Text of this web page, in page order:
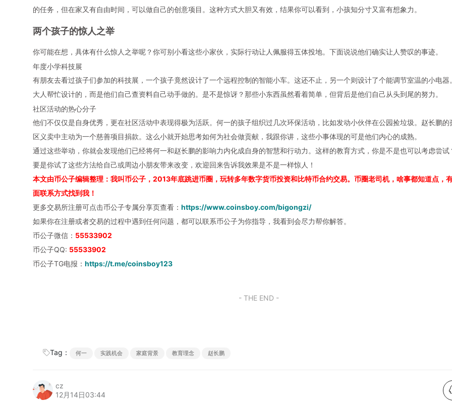
的任务，但在家又有自由时间，可以做自己的创意项目。这种方式大胆又有效，结果你可以看到，小孩知分寸又富有想象力。
两个孩子的惊人之举
你可能在想，具体有什么惊人之举呢？你可别小看这些小家伙，实际行动让人佩服得五体投地。下面说说他们确实让人赞叹的事迹。
年度小学科技展
有朋友去看过孩子们参加的科技展，一个孩子竟然设计了一个远程控制的智能小车。这还不止，另一个则设计了个能调节室温的小电器
大人帮忙设计的，而是他们自己查资料自己动手做的。是不是惊讶？那些小东西虽然看着简单，但背后是他们自己从头到尾的努力。
社区活动的热心分子
他们不仅仅是自身优秀，更在社区活动中表现得极为活跃。何一的孩子组织过几次环保活动，比如发动小伙伴在公园捡垃圾。赵长鹏的
区义卖中主动为一个慈善项目捐款。这么小就开始思考如何为社会做贡献，我跟你讲，这些小事体现的可是他们内心的成熟。
通过这些举动，你就会发现他们已经将何一和赵长鹏的影响力内化成自身的智慧和行动力。这样的教育方式，你是不是也可以考虑尝试
要是你试了这些方法给自己或周边小朋友带来改变，欢迎回来告诉我效果是不是一样惊人！
本文由币公子编辑整理：我叫币公子，2013年底跳进币圈，玩转多年数字货币投资和比特币合约交易。币圈老司机，啥事都知道点，
面联系方式找到我！
更多交易所注册可点击币公子专属分享页查看： https://www.coinsboy.com/bigongzi/
如果你在注册或者交易的过程中遇到任何问题，都可以联系币公子为你指导，我看到会尽力帮你解答。
币公子微信： 55533902
币公子QQ: 55533902
币公子TG电报： https://t.me/coinsboy123
- THE END -
Tag： 何一 实践机会 家庭背景 教育理念 赵长鹏
cz
12月14日03:44